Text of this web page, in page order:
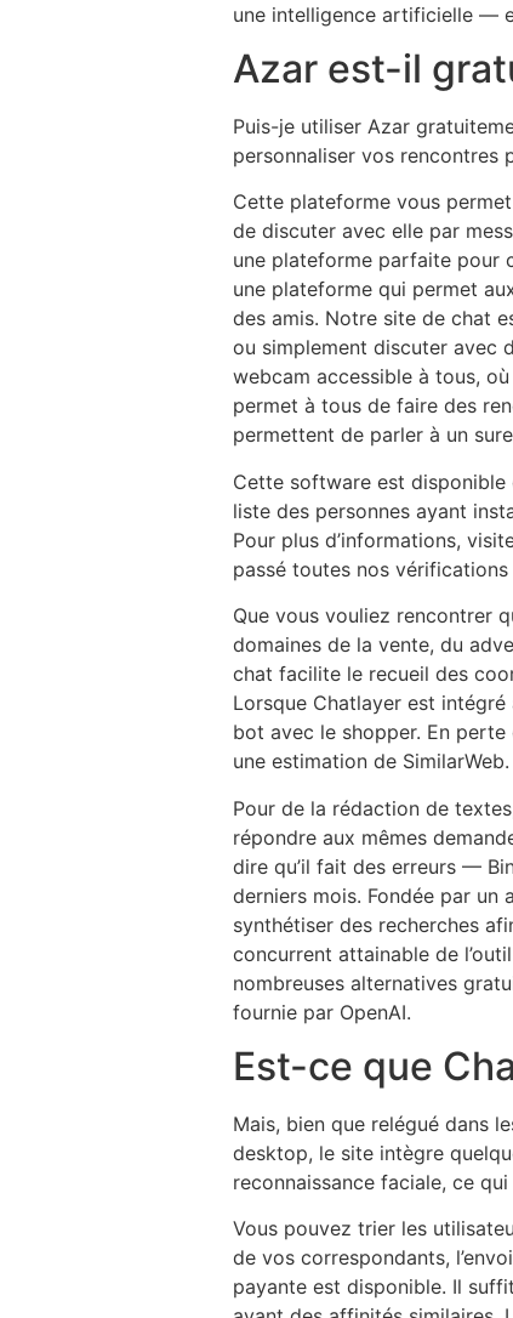
une intelligence artificielle —
Azar est-il
Puis-je utiliser Azar
personnaliser vos rencontres
Cette plateforme vous
de discuter avec elle par
une plateforme parfaite pour
une plateforme qui permet
des amis. Notre site de chat
ou simplement discuter avec
webcam accessible à tous,
permet à tous de faire des
permettent de parler à un
Cette software est disponible
liste des personnes ayant
Pour plus d’informations,
passé toutes nos
Que vous vouliez rencontrer
domaines de la vente, du
chat facilite le recueil des
Lorsque Chatlayer est
bot avec le shopper. En perte
une estimation de SimilarWeb.
Pour de la rédaction de
répondre aux mêmes
dire qu’il fait des erreurs —
derniers mois. Fondée par un
synthétiser des recherches
concurrent attainable de
nombreuses alternatives
fournie par OpenAI.
Est-ce que
Mais, bien que relégué dans
desktop, le site intègre
reconnaissance faciale, ce
Vous pouvez trier les
de vos correspondants,
payante est disponible. Il